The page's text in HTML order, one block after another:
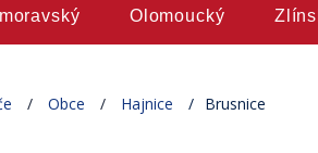
Olomoucký
Obce Hajnice Brusnice